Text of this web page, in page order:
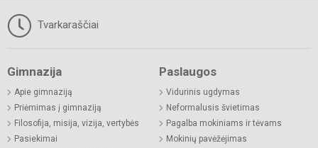
Tvarkaraščiai
Gimnazija
Apie gimnaziją
Priėmimas į gimnaziją
Filosofija, misija, vizija, vertybės
Pasiekimai
Paslaugos
Vidurinis ugdymas
Neformalusis švietimas
Pagalba mokiniams ir tėvams
Mokinių pavėžėjimas